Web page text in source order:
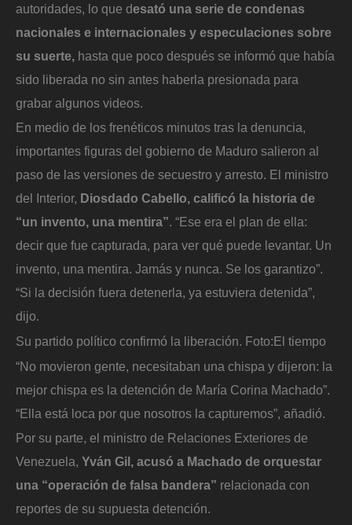
autoridades, lo que desató una serie de condenas
nacionales e internacionales y especulaciones sobre
su suerte, hasta que poco después se informó que había
sido liberada no sin antes haberla presionada para
grabar algunos videos.
En medio de los frenéticos minutos tras la denuncia,
importantes figuras del gobierno de Maduro salieron al
paso de las versiones de secuestro y arresto. El ministro
del Interior, Diosdado Cabello, calificó la historia de
“un invento, una mentira”. “Ese era el plan de ella:
decir que fue capturada, para ver qué puede levantar. Un
invento, una mentira. Jamás y nunca. Se los garantizo”.
“Si la decisión fuera detenerla, ya estuviera detenida”,
dijo.
Su partido político confirmó la liberación. Foto:El tiempo
“No movieron gente, necesitaban una chispa y dijeron: la
mejor chispa es la detención de María Corina Machado”.
“Ella está loca por que nosotros la capturemos”, añadió.
Por su parte, el ministro de Relaciones Exteriores de
Venezuela, Yván Gil, acusó a Machado de orquestar
una “operación de falsa bandera” relacionada con
reportes de su supuesta detención.